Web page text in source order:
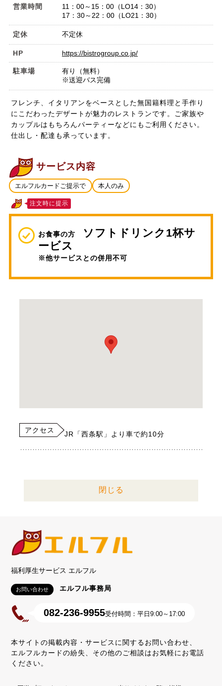
営業時間
11：00～15：00（LO14：30）
17：30～22：00（LO21：30）
定休 不定休
HP https://bistrogroup.co.jp/
駐車場
有り（無料）
※送迎バス完備
フレンチ、イタリアンをベースとした無国籍料理と手作り
にこだわったデザートが魅力のレストランです。ご家族や
カップルはもちろんパーティーなどにもご利用ください。
仕出し・配達も承っています。
サービス内容
エルフルカードご提示で 本人のみ
注文時に提示
お食事の方
ソフトドリンク1杯サ
ービス
※他サービスとの併用不可
アクセス JR「西条駅」より車で約10分
閉じる
福利厚生サービス エルフル
お問い合わせ エルフル事務局
082-236-9955受付時間：平日9:00～17:00
本サイトの掲載内容・サービスに関するお問い合わせ、
エルフルカードの紛失、その他のご相談はお気軽にお電話
ください。